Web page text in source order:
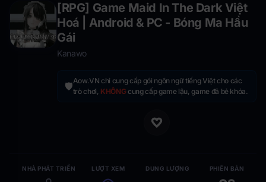
[RPG] Game Maid In The Dark Việt
Hoá | Android & PC - Bóng Ma Hầu
Gái
Kanawo
🛡️Aow.VN chỉ cung cấp gói ngôn ngữ tiếng Việt cho các
trò chơi, KHÔNGcung cấp game lậu, game đã bẻ khóa.
NHÀ PHÁT TRIỂN LƯỢT XEM DUNG LƯỢNG PHIÊN BẢN